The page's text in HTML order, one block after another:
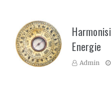
Energie
Admin